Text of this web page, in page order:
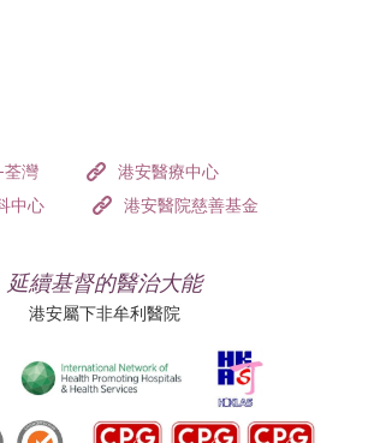
荃灣
港安醫療中心
中心
港安醫院慈善基金
延續基督的醫治大能
港安屬下非牟利醫院